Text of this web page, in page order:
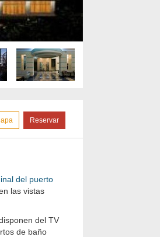
Reservar
del puerto
las vistas
del TV
de baño